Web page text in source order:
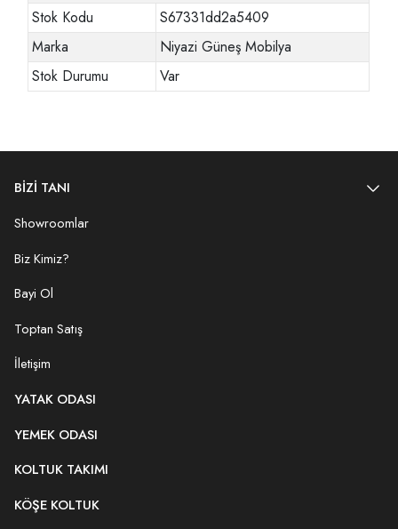
Stok Kodu
S67331dd2a5409
Marka
Niyazi Güneş Mobilya
Stok Durumu
Var
BİZİ TANI
Showroomlar
Biz Kimiz?
Bayi Ol
Toptan Satış
İletişim
YATAK ODASI
YEMEK ODASI
KOLTUK TAKIMI
KÖŞE KOLTUK